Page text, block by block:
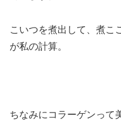
こいつを煮出して、煮こ
が私の計算。
ちなみにコラーゲンって